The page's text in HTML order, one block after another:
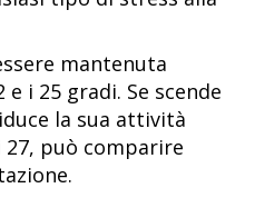
mantenuta
i 25 gradi. Se scende
la sua attività
27, può comparire